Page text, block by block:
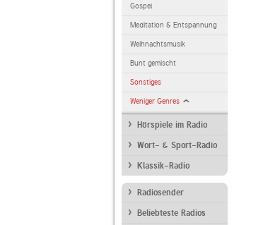
Gospel
Meditation & Entspannung
Weihnachtsmusik
Bunt gemischt
Sonstiges
Weniger Genres
Hörspiele im Radio
Wort- & Sport-Radio
Klassik-Radio
Radiosender
Beliebteste Radios